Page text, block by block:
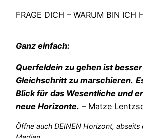
FRAGE DICH – WARUM BIN ICH
Ganz einfach:
Querfeldein zu gehen ist
Gleichschritt zu marschieren.
Blick für das Wesentliche und
neue Horizonte. – Matze
Öffne auch DEINEN Horizont, abseits